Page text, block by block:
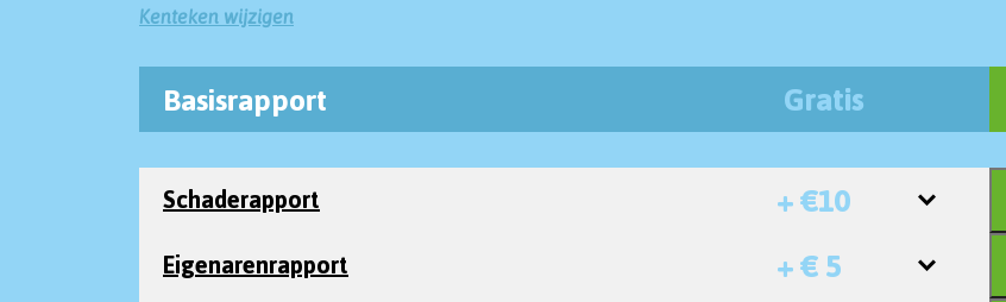
Kenteken wijzigen
Basisrapport Gratis
Schaderapport + €10
Eigenarenrapport + € 5